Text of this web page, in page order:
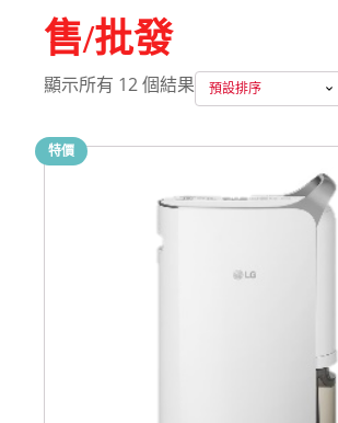
售/批發
顯示所有 12 個結果
特價